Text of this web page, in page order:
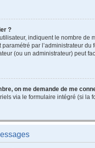
?
indiquent le nombre
par l’administrateur
(ou un administrateur) peut
on me demande de me
via le formulaire intégré (si